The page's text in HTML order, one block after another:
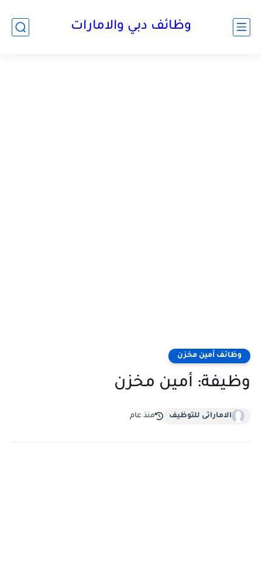
وظائف دبي والامارات
وظائف أمين مخزن
وظيفة: أمين مخزن
الاماراتى للتوظيف منذ عام